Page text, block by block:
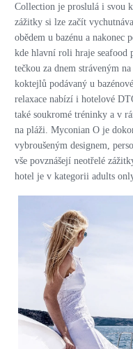
Collection je proslulá i svou
zážitky si lze začít
obědem u bazénu a nakonec
kde hlavní roli hraje seafood
tečkou za dnem stráveným
koktejlů podávaný u
relaxace nabízí i hotelové
také soukromé tréninky a v
na pláži. Myconian O je
vybroušeným designem,
vše povznášejí neotřelé
hotel je v kategorii adults